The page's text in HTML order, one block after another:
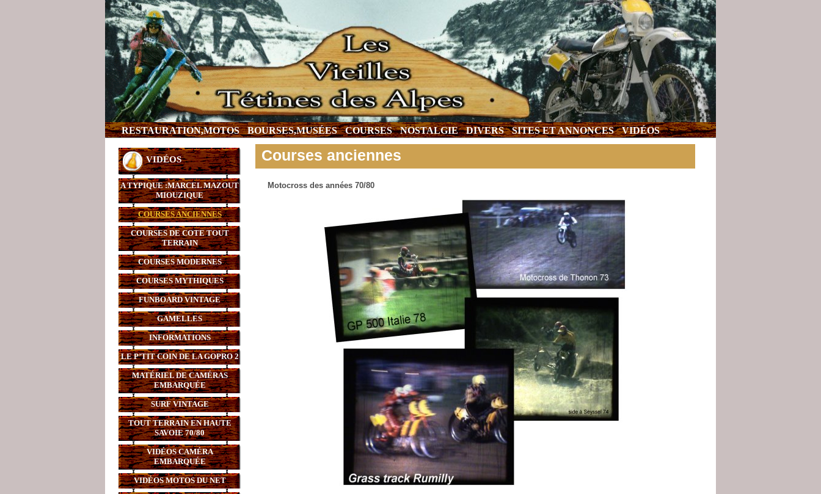
RESTAURATION,MOTOS BOURSES,MUSÉES COURSES NOSTALGIE DIVERS SITES ET ANNONCES VIDÉOS
VIDÉOS
A TYPIQUE :MARCEL MAZOUT
MIOUZIQUE
COURSES ANCIENNES
COURSES DE COTE TOUT
TERRAIN
COURSES MODERNES
COURSES MYTHIQUES
FUNBOARD VINTAGE
GAMELLES
INFORMATIONS
LE P’TIT COIN DE LA GOPRO 2
MATÉRIEL DE CAMÉRAS
EMBARQUÉE
SURF VINTAGE
TOUT TERRAIN EN HAUTE
SAVOIE 70/80
VIDÉOS CAMÉRA
EMBARQUÉE
VIDÉOS MOTOS DU NET
Courses anciennes
Motocross des années 70/80